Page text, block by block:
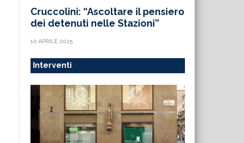
Cruccolini: “Ascoltare il pensiero
dei detenuti nelle Stazioni”
10 APRILE 2025
Interventi